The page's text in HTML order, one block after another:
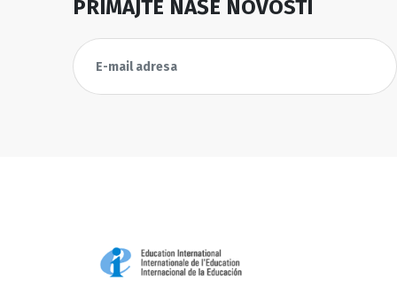
PRIMAJTE NAŠE NOVOSTI